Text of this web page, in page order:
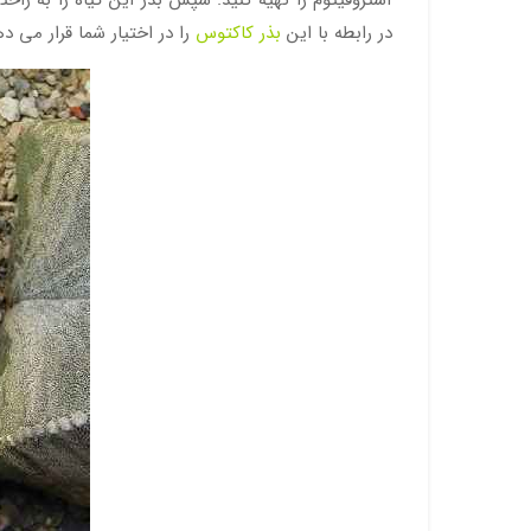
در رابطه با این بذر کاکتوس را در اختیار شما قرار می